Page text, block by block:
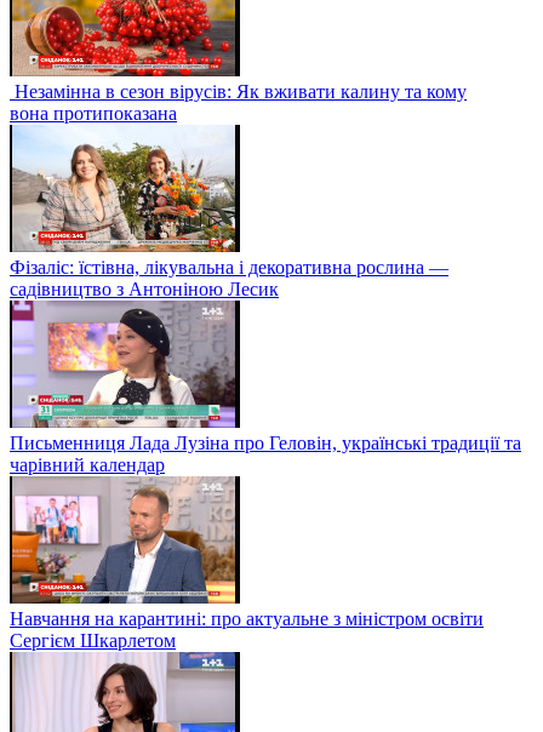
Незамінна в сезон вірусів: Як вживати калину та кому
вона протипоказана
Фізаліс: їстівна, лікувальна і декоративна рослина —
садівництво з Антоніною Лесик
Письменниця Лада Лузіна про Геловін, українські традиції та
чарівний календар
Навчання на карантині: про актуальне з міністром освіти
Сергієм Шкарлетом